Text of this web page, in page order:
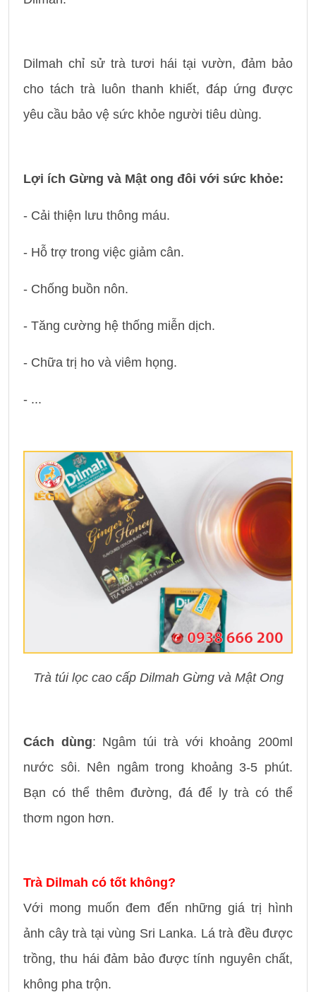
Dilmah chỉ sử trà tươi hái tại vườn, đảm bảo
cho tách trà luôn thanh khiết, đáp ứng được
yêu cầu bảo vệ sức khỏe người tiêu dùng.
Lợi ích Gừng và Mật ong đôi với sức khỏe:
- Cải thiện lưu thông máu.
- Hỗ trợ trong việc giảm cân.
- Chống buồn nôn.
- Tăng cường hệ thống miễn dịch.
- Chữa trị ho và viêm họng.
- ...
Trà túi lọc cao cấp Dilmah Gừng và Mật Ong
Cách dùng: Ngâm túi trà với khoảng 200ml
nước sôi. Nên ngâm trong khoảng 3-5 phút.
Bạn có thể thêm đường, đá để ly trà có thể
thơm ngon hơn.
Trà Dilmah có tốt không?
Với mong muốn đem đến những giá trị hình
ảnh cây trà tại vùng Sri Lanka. Lá trà đều được
trồng, thu hái đảm bảo được tính nguyên chất,
không pha trộn.